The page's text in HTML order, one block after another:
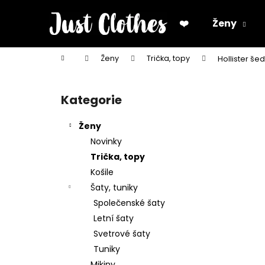
❤️ Ženy
Domů Ženy Trička, topy Hollister
Přeskočit
kategorie
Kategorie
Ženy
Novinky
Trička, topy
Košile
Šaty, tuniky
Společenské šaty
Letní šaty
Svetrové šaty
Tuniky
í
Zpět
do
Zpět
do